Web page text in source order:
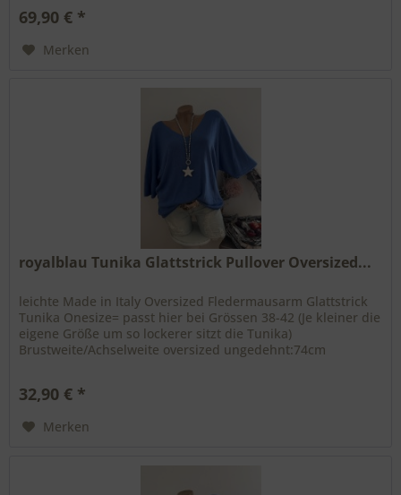
69,90 € *
Merken
royalblau Tunika Glattstrick Pullover Oversized...
leichte Made in Italy Oversized Fledermausarm Glattstrick
Tunika Onesize= passt hier bei Grössen 38-42 (Je kleiner die
eigene Größe um so lockerer sitzt die Tunika)
Brustweite/Achselweite oversized ungedehnt:74cm
32,90 € *
Merken